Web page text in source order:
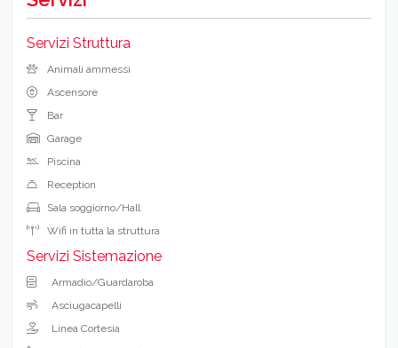
Servizi Struttura
Animali ammessi
Ascensore
Bar
Garage
Piscina
Reception
Sala soggiorno/Hall
Wifi in tutta la struttura
Servizi Sistemazione
Armadio/Guardaroba
Asciugacapelli
Linea Cortesia